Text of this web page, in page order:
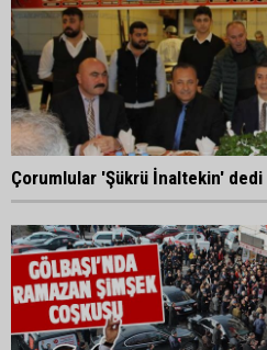
Çorumlular 'Şükrü İnaltekin' dedi